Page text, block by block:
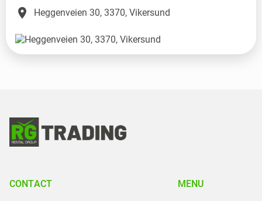
place Heggenveien 30, 3370, Vikersund
CONTACT MENU